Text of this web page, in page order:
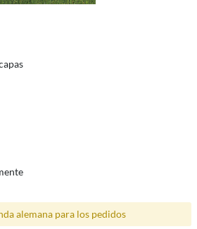
alemana para los pedidos